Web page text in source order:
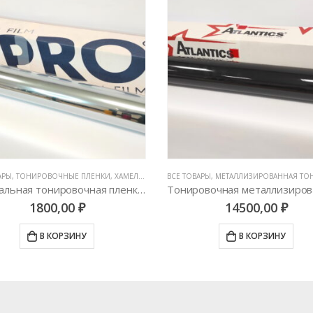
ПЛЕНКИ
, ТОНИРОВОЧНЫЕ ПЛЕНКИ, ХАМЕЛЕОНЫ И АТЕРМАЛЬНАЯ ТОНИРОВКА
Атермальная тонировочная пленка по XPRO 90% Light Blue
1800,00 ₽
В КОРЗИНУ
ВСЕ ТОВАРЫ, МЕТАЛЛИЗИРОВАННАЯ
14500,00 ₽
В КОРЗИНУ